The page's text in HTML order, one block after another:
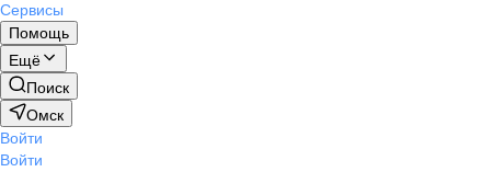
Сервисы
Помощь
Ещё
Поиск
Омск
Войти
Войти